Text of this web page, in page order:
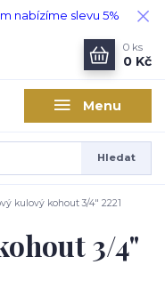
nabízíme slevu 5%
Menu
Hledat
0 ks
0 Kč
kulový kohout 3/4" 2221
3/4"